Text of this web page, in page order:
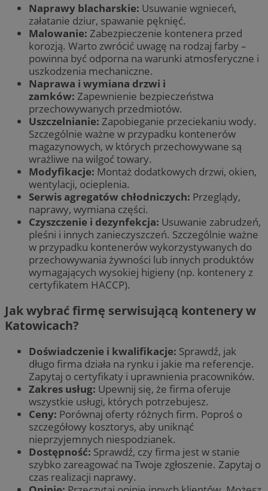
Naprawy blacharskie: Usuwanie wgnieceń,
załatanie dziur, spawanie pęknięć.
Malowanie: Zabezpieczenie kontenera przed
korozją. Warto zwrócić uwagę na rodzaj farby –
powinna być odporna na warunki atmosferyczne i
uszkodzenia mechaniczne.
Naprawa i wymiana drzwi i
zamków: Zapewnienie bezpieczeństwa
przechowywanych przedmiotów.
Uszczelnianie: Zapobieganie przeciekaniu wody.
Szczególnie ważne w przypadku kontenerów
magazynowych, w których przechowywane są
wrażliwe na wilgoć towary.
Modyfikacje: Montaż dodatkowych drzwi, okien,
wentylacji, ocieplenia.
Serwis agregatów chłodniczych: Przeglądy,
naprawy, wymiana części.
Czyszczenie i dezynfekcja: Usuwanie zabrudzeń,
pleśni i innych zanieczyszczeń. Szczególnie ważne
w przypadku kontenerów wykorzystywanych do
przechowywania żywności lub innych produktów
wymagających wysokiej higieny (np. kontenery z
certyfikatem HACCP).
Jak wybrać firmę serwisującą kontenery w
Katowicach?
Doświadczenie i kwalifikacje: Sprawdź, jak
długo firma działa na rynku i jakie ma referencje.
Zapytaj o certyfikaty i uprawnienia pracowników.
Zakres usług: Upewnij się, że firma oferuje
wszystkie usługi, których potrzebujesz.
Ceny: Porównaj oferty różnych firm. Poproś o
szczegółowy kosztorys, aby uniknąć
nieprzyjemnych niespodzianek.
Dostępność: Sprawdź, czy firma jest w stanie
szybko zareagować na Twoje zgłoszenie. Zapytaj o
czas realizacji naprawy.